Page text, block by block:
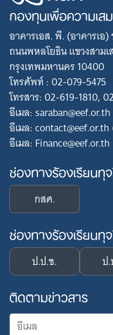
กองทุนเพื่อความเ
อาคารเอส. พี. (อาคารเอ
ถนนพหลโยธิน แขวงสาม
กรุงเทพมหานคร 10400
โทรศัพท์ : 02-079-5475
โทรสาร: 02-619-1810,
อีเมล:
อีเมล:
อีเมล:
ช่องทางร้องเรียนทุ
กสศ.
ช่องทางร้องเรียน
ป.ป.ช. ป
ติดตามข่าวสาร